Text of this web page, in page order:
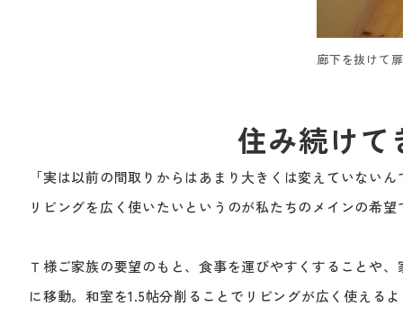
廊下を抜けて
住み続けて
「実は以前の間取りからはあまり大きくは変えていない
リビングを広く使いたいというのが私たちのメインの希望
Ｔ様ご家族の要望のもと、食事を運びやすくすることや
に移動。和室を1.5帖分削ることでリビングが広く使える